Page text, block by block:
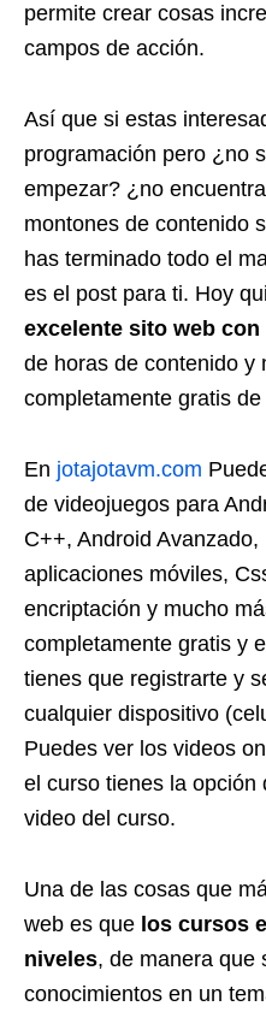
permite crear cosas
campos de acción.
Así que si estas
programación pero ¿no
empezar? ¿no
montones de contenido
has terminado todo el
es el post para ti. Hoy
excelente sito web
de horas de contenido y
completamente gratis
En jotajotavm.com
de videojuegos para
C++, Android
aplicaciones móviles,
encriptación y mucho
completamente gratis y
tienes que registrarte y
cualquier dispositivo
Puedes ver los videos
el curso tienes la opción
video del curso.
Una de las cosas que
web es que los cursos
niveles, de manera que
conocimientos en un